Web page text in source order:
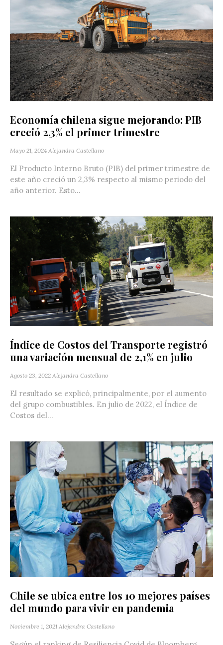
Economía chilena sigue mejorando: PIB
creció 2,3% el primer trimestre
Mayo 21, 2024 Alejandra Castellano
El Producto Interno Bruto (PIB) del primer trimestre de
este año creció un 2,3% respecto al mismo periodo del
año anterior. Esto...
Índice de Costos del Transporte registró
una variación mensual de 2,1% en julio
Agosto 23, 2022 Alejandra Castellano
El resultado se explicó, principalmente, por el aumento
del grupo combustibles. En julio de 2022, el Índice de
Costos del...
Chile se ubica entre los 10 mejores países
del mundo para vivir en pandemia
Noviembre 1, 2021 Alejandra Castellano